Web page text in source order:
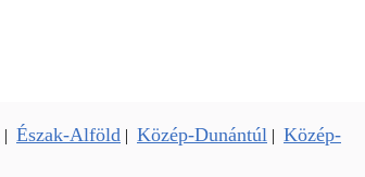
| Észak-Alföld | Közép-Dunántúl | Közép-